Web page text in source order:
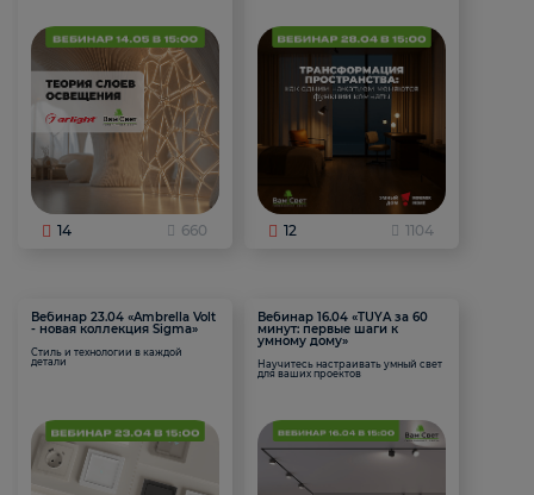
14 660 12 1104
Вебинар 23.04 «Ambrella Volt
- новая коллекция Sigma»
Стиль и технологии в каждой
детали
Вебинар 16.04 «TUYA за 60
минут: первые шаги к
умному дому»
Научитесь настраивать умный свет
для ваших проектов